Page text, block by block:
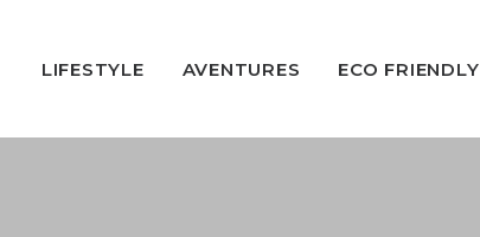
LIFESTYLE AVENTURES ECO FRIENDLY